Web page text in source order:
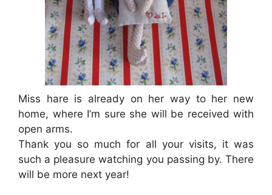
Miss hare is already on her way to her new
home, where I’m sure she will be received with
open arms.
Thank you so much for all your visits, it was
such a pleasure watching you passing by. There
will be more next year!